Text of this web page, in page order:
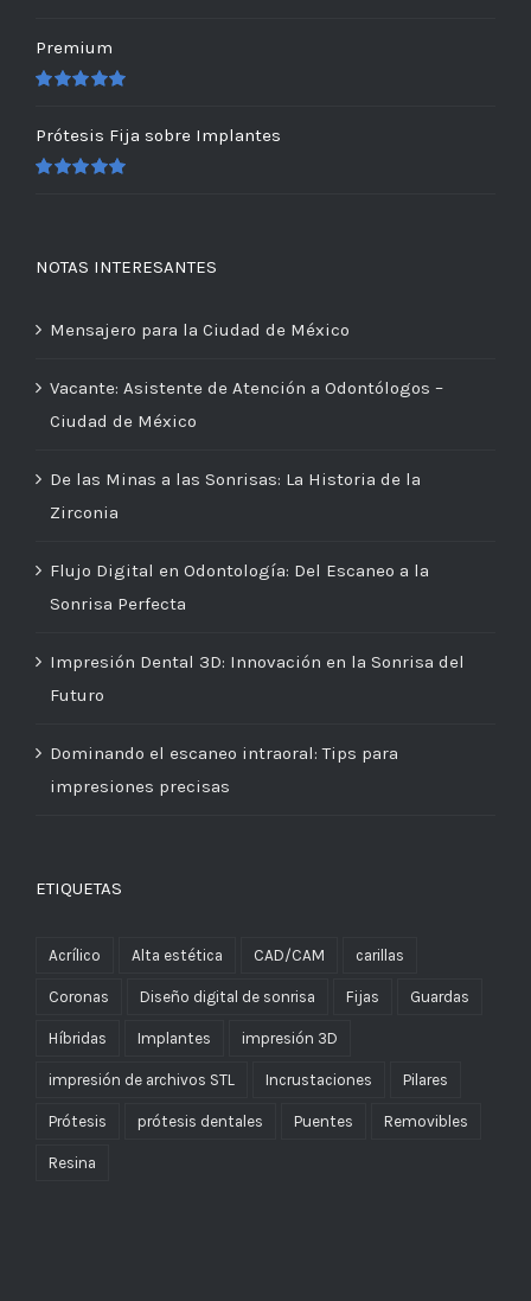
Premium
Prótesis Fija sobre Implantes
NOTAS INTERESANTES
Mensajero para la Ciudad de México
Vacante: Asistente de Atención a Odontólogos –
Ciudad de México
De las Minas a las Sonrisas: La Historia de la
Zirconia
Flujo Digital en Odontología: Del Escaneo a la
Sonrisa Perfecta
Impresión Dental 3D: Innovación en la Sonrisa del
Futuro
Dominando el escaneo intraoral: Tips para
impresiones precisas
ETIQUETAS
Acrílico Alta estética CAD/CAM carillas
Coronas Diseño digital de sonrisa Fijas Guardas
Híbridas Implantes impresión 3D
impresión de archivos STL Incrustaciones Pilares
Prótesis prótesis dentales Puentes Removibles
Resina